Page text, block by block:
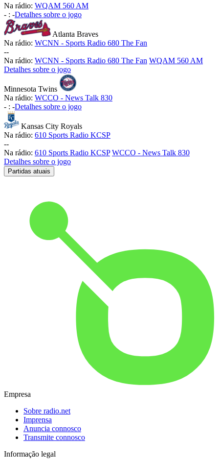
Na rádio: WQAM 560 AM
- : -Detalhes sobre o jogo
Atlanta Braves
Na rádio: WCNN - Sports Radio 680 The Fan
--
Na rádio: WCNN - Sports Radio 680 The Fan WQAM 560 AM
Detalhes sobre o jogo
Minnesota Twins
Na rádio: WCCO - News Talk 830
- : -Detalhes sobre o jogo
Kansas City Royals
Na rádio: 610 Sports Radio KCSP
--
Na rádio: 610 Sports Radio KCSP WCCO - News Talk 830
Detalhes sobre o jogo
Partidas atuais
Empresa
Sobre radio.net
Imprensa
Anuncia connosco
Transmite connosco
Informação legal